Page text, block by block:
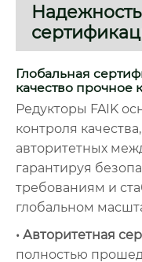
Глобальная
качество прочное
Редукторы FAIK
контроля
авторитетных
гарантируя
требованиям и
глобальном
• Авторитетная
полностью